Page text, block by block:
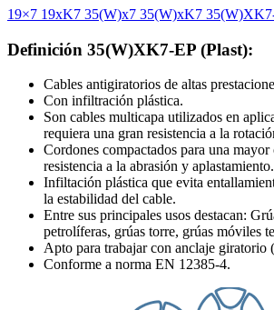
19×7 19xK7 35(W)x7 35(W)xK7
Definición 35(W)XK7-EP (Plast):
Cables antigiratorios de altas
Con infiltración plástica.
Son cables multicapa utilizados en
requiera una gran resistencia a la
Cordones compactados para una
resistencia a la abrasión y aplastamiento.
Infiltación plástica que evita
la estabilidad del cable.
Entre sus principales usos destacan:
petrolíferas, grúas torre, grúas móviles
Apto para trabajar con anclaje giratorio
Conforme a norma EN 12385-4.